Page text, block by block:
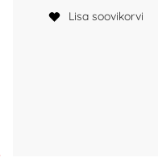
Lisa soovikorvi